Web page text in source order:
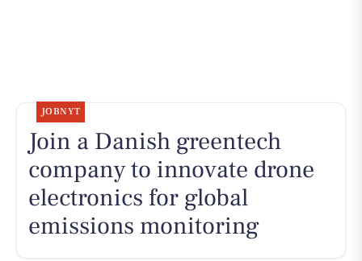
JOBNYT
Join a Danish greentech
company to innovate drone
electronics for global
emissions monitoring